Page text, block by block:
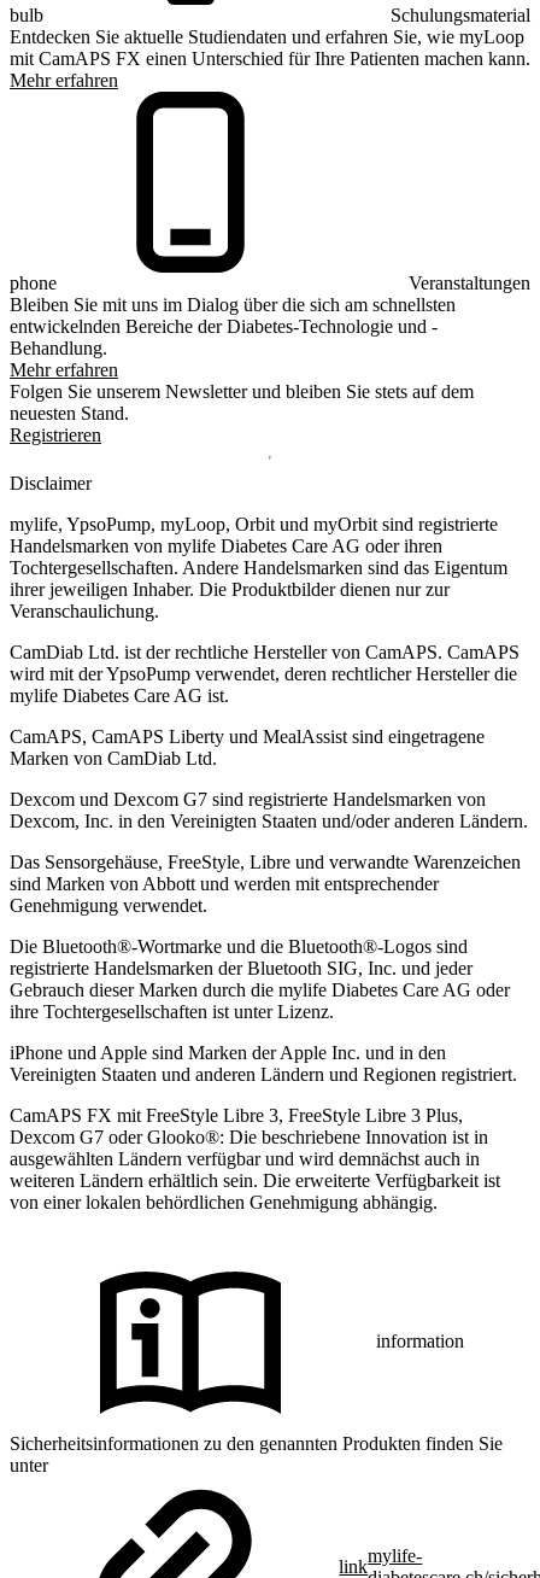
bulb
Schulungsmaterial
Entdecken Sie aktuelle Studiendaten und erfahren Sie, wie myLoop
mit CamAPS FX einen Unterschied für Ihre Patienten machen kann.
Mehr erfahren
phone
Veranstaltungen
Bleiben Sie mit uns im Dialog über die sich am schnellsten
entwickelnden Bereiche der Diabetes-Technologie und -
Behandlung.
Mehr erfahren
Folgen Sie unserem Newsletter und bleiben Sie stets auf dem
neuesten Stand.
Registrieren
Disclaimer
mylife, YpsoPump, myLoop, Orbit und myOrbit sind registrierte
Handelsmarken von mylife Diabetes Care AG oder ihren
Tochtergesellschaften. Andere Handelsmarken sind das Eigentum
ihrer jeweiligen Inhaber. Die Produktbilder dienen nur zur
Veranschaulichung.
CamDiab Ltd. ist der rechtliche Hersteller von CamAPS. CamAPS
wird mit der YpsoPump verwendet, deren rechtlicher Hersteller die
mylife Diabetes Care AG ist.
CamAPS, CamAPS Liberty und MealAssist sind eingetragene
Marken von CamDiab Ltd.
Dexcom und Dexcom G7 sind registrierte Handelsmarken von
Dexcom, Inc. in den Vereinigten Staaten und/oder anderen Ländern.
Das Sensorgehäuse, FreeStyle, Libre und verwandte Warenzeichen
sind Marken von Abbott und werden mit entsprechender
Genehmigung verwendet.
Die Bluetooth®-Wortmarke und die Bluetooth®-Logos sind
registrierte Handelsmarken der Bluetooth SIG, Inc. und jeder
Gebrauch dieser Marken durch die mylife Diabetes Care AG oder
ihre Tochtergesellschaften ist unter Lizenz.
iPhone und Apple sind Marken der Apple Inc. und in den
Vereinigten Staaten und anderen Ländern und Regionen registriert.
CamAPS FX mit FreeStyle Libre 3, FreeStyle Libre 3 Plus,
Dexcom G7 oder Glooko®: Die beschriebene Innovation ist in
ausgewählten Ländern verfügbar und wird demnächst auch in
weiteren Ländern erhältlich sein. Die erweiterte Verfügbarkeit ist
von einer lokalen behördlichen Genehmigung abhängig.
information
Sicherheitsinformationen zu den genannten Produkten finden Sie
unter
link
mylife-